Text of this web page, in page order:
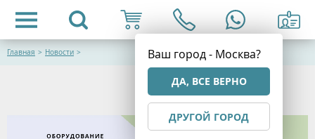
Ваш город - Москва?
ДА, ВСЕ ВЕРНО
ДРУГОЙ ГОРОД
Главная > Новости >